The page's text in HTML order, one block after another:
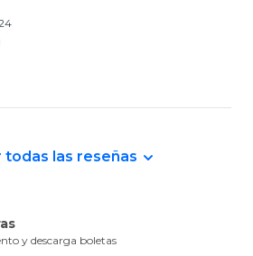
todas las reseñas
y descarga boletas